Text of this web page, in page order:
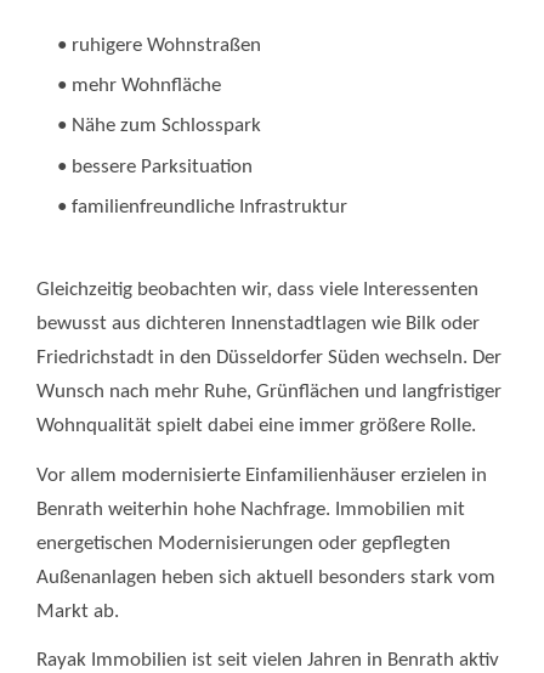
• ruhigere Wohnstraßen
• mehr Wohnfläche
• Nähe zum Schlosspark
• bessere Parksituation
• familienfreundliche Infrastruktur
Gleichzeitig beobachten wir, dass viele Interessenten
bewusst aus dichteren Innenstadtlagen wie Bilk oder
Friedrichstadt in den Düsseldorfer Süden wechseln. Der
Wunsch nach mehr Ruhe, Grünflächen und langfristiger
Wohnqualität spielt dabei eine immer größere Rolle.
Vor allem modernisierte Einfamilienhäuser erzielen in
Benrath weiterhin hohe Nachfrage. Immobilien mit
energetischen Modernisierungen oder gepflegten
Außenanlagen heben sich aktuell besonders stark vom
Markt ab.
Rayak Immobilien ist seit vielen Jahren in Benrath aktiv